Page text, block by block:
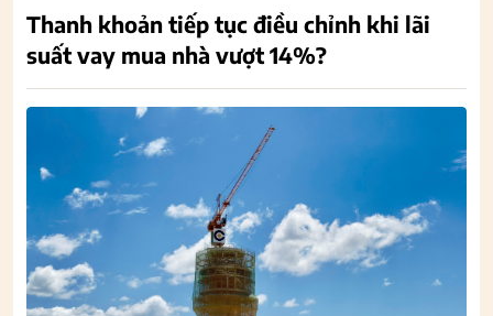
Thanh khoản tiếp tục điều chỉnh khi lãi
suất vay mua nhà vượt 14%?